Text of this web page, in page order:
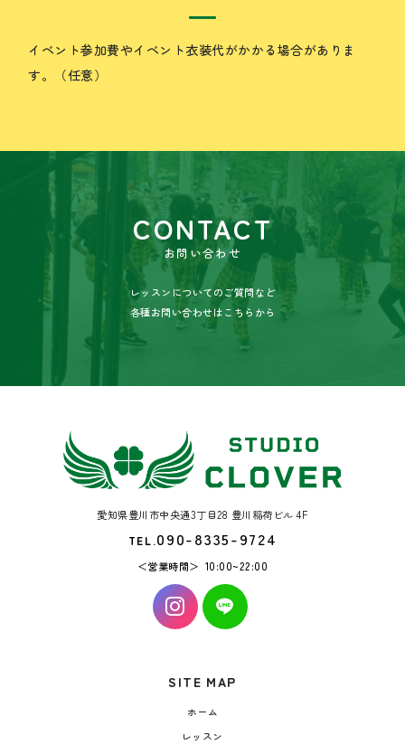
イベント参加費やイベント衣装代がかかる場合がありま
す。（任意）
CONTACT
お問い合わせ
レッスンについてのご質問など
各種お問い合わせはこちらから
愛知県豊川市中央通3丁目28 豊川稲荷ビル 4F
TEL.090-8335-9724
営業時間 10:00~22:00
SITE MAP
ホーム
レッスン